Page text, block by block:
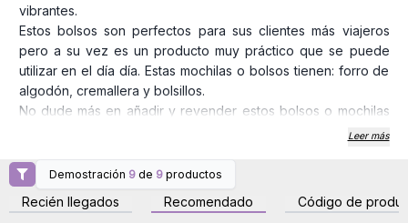
vibrantes.
Estos bolsos son perfectos para sus clientes más viajeros
pero a su vez es un producto muy práctico que se puede
utilizar en el día día. Estas mochilas o bolsos tienen: forro de
algodón, cremallera y bolsillos.
No dude más en añadir y revender estos bolsos o mochilas
estilo Nepal, elaborados artesanalmente. Al decidir revender
alta calidad, sino que también está apoyando a las familias
de artesanos con la que AW Artisan España trabaja. Estamos
comprometidos con prácticas comerciales éticas y
Leer más
Demostración 9 de 9 productos
Recién llegados Recomendado Código de
Inicie sesión o regístrese
para obtener precios al
por mayor
para obtener precios al
por mayor